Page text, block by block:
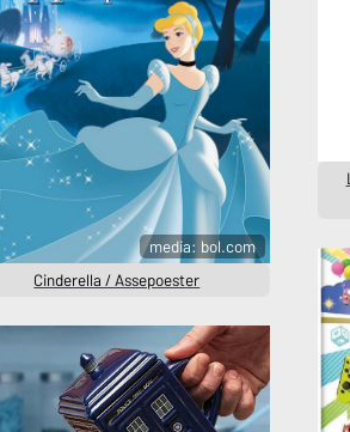
media: bol.com
Cinderella / Assepoester